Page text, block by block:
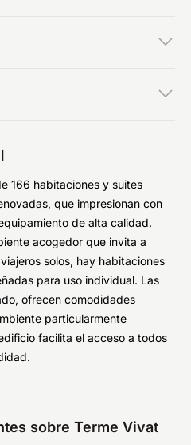
166 habitaciones y suites
que impresionan con
de alta calidad.
acogedor que invita a
solos, hay habitaciones
para uso individual. Las
ofrecen comodidades
particularmente
facilita el acceso a todos
sobre Terme Vivat